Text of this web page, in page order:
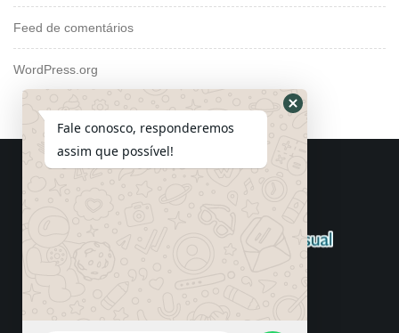
Feed de comentários
WordPress.org
Fale conosco, responderemos
assim que possível!